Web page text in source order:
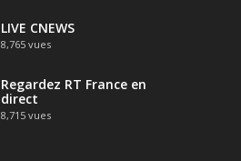
LIVE CNEWS
8,765 vues
Regardez RT France en
direct
8,715 vues